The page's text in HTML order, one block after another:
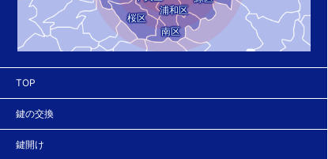
桜区
浦和区
南区
TOP
鍵の交換
鍵開け